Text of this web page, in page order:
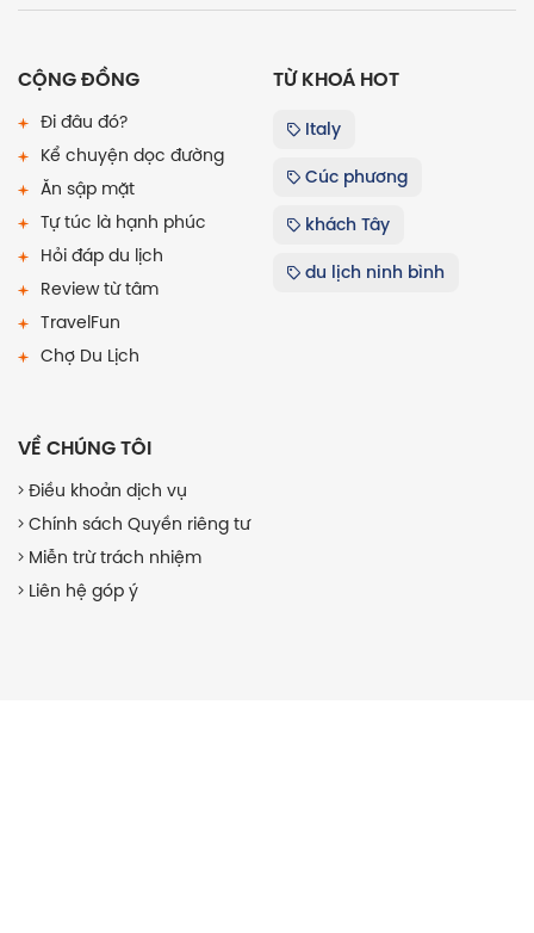
CỘNG ĐỒNG
Đi đâu đó?
Kể chuyện dọc đường
Ăn sập mặt
Tự túc là hạnh phúc
Hỏi đáp du lịch
Review từ tâm
TravelFun
Chợ Du Lịch
TỪ KHOÁ HOT
Italy
Cúc phương
khách Tây
du lịch ninh bình
VỀ CHÚNG TÔI
Điều khoản dịch vụ
Chính sách Quyền riêng tư
Miễn trừ trách nhiệm
Liên hệ góp ý